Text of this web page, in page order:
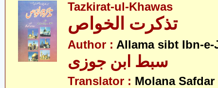
Tazkirat-ul-Khawas
تذکرت الخواص
Author : Allama sibt Ibn-e-
سبط ابن جوزی
Translator : Molana